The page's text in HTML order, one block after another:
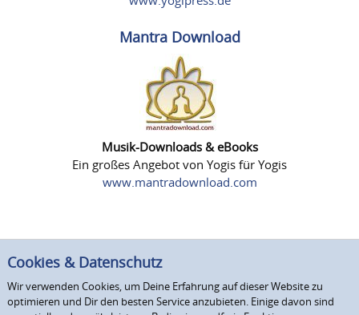
Mantra Download
Musik-Downloads & eBooks
Ein großes Angebot von Yogis für Yogis
www.mantradownload.com
Cookies & Datenschutz
Wir verwenden Cookies, um Deine Erfahrung auf dieser Website zu
optimieren und Dir den besten Service anzubieten. Einige davon sind